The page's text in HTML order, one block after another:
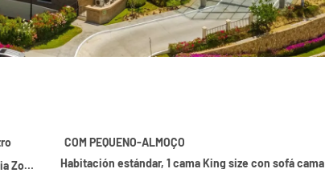
COM PEQUENO-ALMOÇO
23406
Habitación estándar, 1 cama King size con sofá cama